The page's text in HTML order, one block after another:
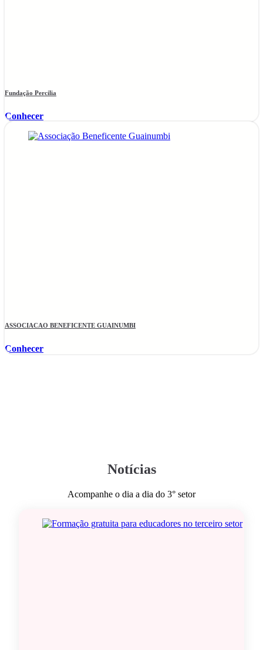
Fundação Percilia
Conhecer
ASSOCIACAO BENEFICENTE GUAINUMBI
Conhecer
Notícias
Acompanhe o dia a dia do 3° setor